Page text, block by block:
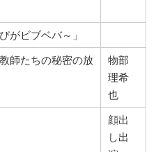
がビブベバ～」
師たちの秘密の放
物部
理希
也
顔出
し出